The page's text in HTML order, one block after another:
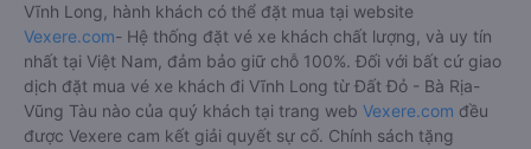
Vĩnh Long, hành khách có thể đặt mua tại website
Vexere.com- Hệ thống đặt vé xe khách chất lượng, và uy tín
nhất tại Việt Nam, đảm bảo giữ chỗ 100%. Đối với bất cứ giao
dịch đặt mua vé xe khách đi Vĩnh Long từ Đất Đỏ - Bà Rịa-
Vũng Tàu nào của quý khách tại trang web Vexere.com đều
được Vexere cam kết giải quyết sự cố. Chính sách tặng